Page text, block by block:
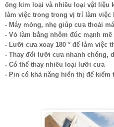
ống kim loại và nhiều loại vật liệu
làm việc trong trong vị trí làm việc
- Máy mỏng, nhẹ giúp cưa thoải
- Vỏ làm bằng nhôm đúc mạnh mẽ
- Lưỡi cưa xoay 180 ° để làm việc
- Thay đổi lưỡi cưa nhanh chóng,
- Có thể thay nhiều loại lưỡi cưa
- Pin có khả năng hiển thị để kiểm